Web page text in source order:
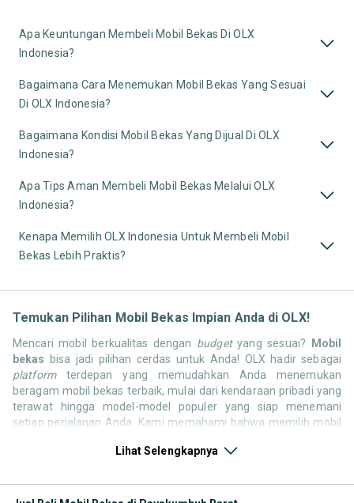
Apa Keuntungan Membeli Mobil Bekas Di OLX
Indonesia?
Bagaimana Cara Menemukan Mobil Bekas Yang Sesuai
Di OLX Indonesia?
Bagaimana Kondisi Mobil Bekas Yang Dijual Di OLX
Indonesia?
Apa Tips Aman Membeli Mobil Bekas Melalui OLX
Indonesia?
Kenapa Memilih OLX Indonesia Untuk Membeli Mobil
Bekas Lebih Praktis?
Temukan Pilihan Mobil Bekas Impian Anda di OLX!
Mencari mobil berkualitas dengan budgetyang sesuai? Mobil
bekas bisa jadi pilihan cerdas untuk Anda! OLX hadir sebagai
platformterdepan yang memudahkan Anda menemukan
beragam mobil bekas terbaik, mulai dari kendaraan pribadi yang
terawat hingga model-model populer yang siap menemani
setiap perjalanan Anda. Kami memahami bahwa memilih mobil
ribuan daftar dari penjual terpercaya di seluruh Indonesia.
dengan gaya hidup, kebutuhan, danbudgetAnda!
Lihat Selengkapnya